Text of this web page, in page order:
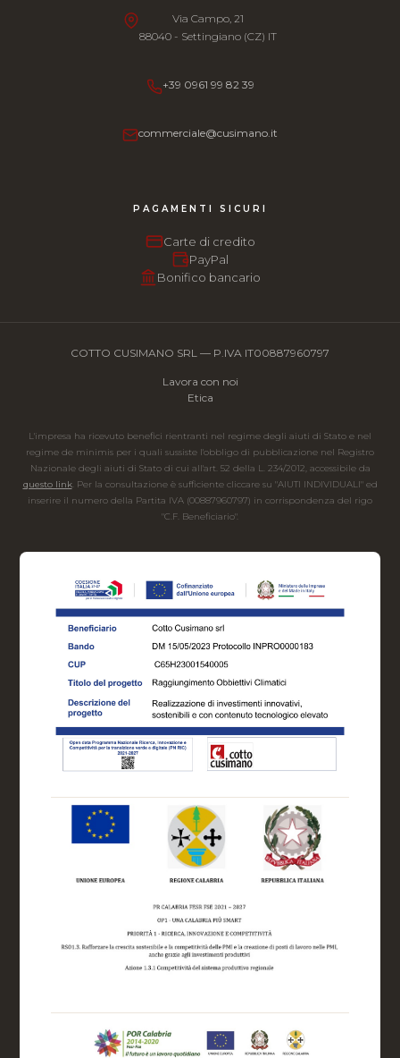
Via Campo, 21
88040 - Settingiano (CZ) IT
+39 0961 99 82 39
commerciale@cusimano.it
PAGAMENTI SICURI
Carte di credito
PayPal
Bonifico bancario
COTTO CUSIMANO SRL — P.IVA IT00887960797
Lavora con noi
Etica
L'impresa ha ricevuto benefici rientranti nel regime degli aiuti di Stato e nel
regime de minimis per i quali sussiste l'obbligo di pubblicazione nel Registro
Nazionale degli aiuti di Stato di cui all'art. 52 della L. 234/2012, accessibile da
questo link. Per la consultazione è sufficiente cliccare su "AIUTI INDIVIDUALI" ed
inserire il numero della Partita IVA (00887960797) in corrispondenza del rigo
"C.F. Beneficiario".